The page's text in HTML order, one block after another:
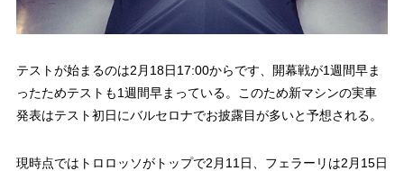
テストが始まるのは2月18日17:00からです、開幕戦が1週間早ま
ったためテストも1週間早まっている。このため新マシンの実車
発表はテスト初日にバルセロナでお披露目が多いと予想される。
現時点ではトロロッソがトップで2月11日、フェラーリは2月15日